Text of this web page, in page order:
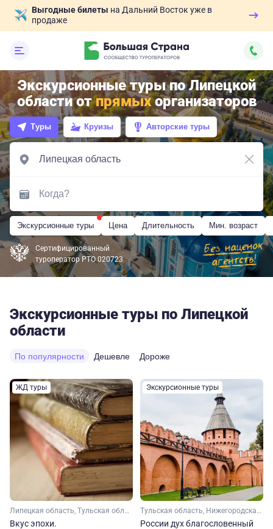
Выгодные билеты на Дальний Восток уже в
продаже
Экскурсионные туры по Липецкой
области отпрямыхорганизаторов
Туры Круизы Авторские туры
Экскурсионные туры Цена Длительность Мин. возраст
Сертифицированный
туроператор РТО 020723
Экскурсионные туры по Липецкой
области
По популярности Дешевле Дороже
ЖД туры
Липецкая область, Тульская область
Вкус эпохи.
Экскурсионные туры
Тульская область, Нижегородская область, Липецкая область, Тамбовская область
России дух благословенный